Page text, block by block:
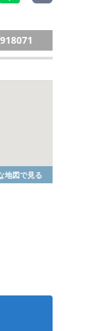
地図で見る